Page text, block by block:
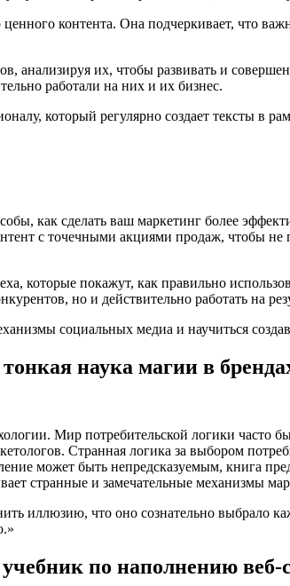
контента. Она подчеркивает, что
анализируя их, чтобы развивать и
работали на них и их бизнес.
который регулярно создает тексты в
как сделать ваш маркетинг более
с точечными акциями продаж, чтобы
которые покажут, как правильно
но и действительно работать на
социальных медиа и научиться
наука магии в
Мир потребительской логики часто
Странная логика за выбором
может быть непредсказуемым, книга
странные и замечательные механизмы
иллюзию, что оно сознательно выбрало
по наполнению